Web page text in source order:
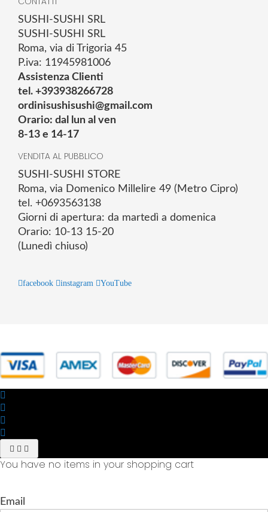
SUSHI-SUSHI SRL
SUSHI-SUSHI SRL
Roma, via di Trigoria 45
P.iva: 11945981006
Assistenza Clienti
tel. +393938266728
ordinisushisushi@gmail.com
Orario: dal lun al ven
8-13 e 14-17
VENDITA AL PUBBLICO
SUSHI-SUSHI STORE
Roma, via Domenico Millelire 49 (Metro Cipro)
tel. +0693563138
Giorni di apertura: da martedì a domenica
Orario: 10-13 15-20
(Lunedì chiuso)
facebook instagram YouTube
You have no items in your shopping cart
Email